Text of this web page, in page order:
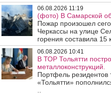
06.08.2026 11:19
(фото) В Самарской
Пожар произошел
Черкассы на улице
горения составила 15
06.08.2026 10:41
В ТОР Тольятти
металлоконструкций.
Портфель
«Тольятти»